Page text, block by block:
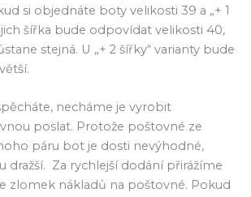
si objednáte boty velikosti 39 a „+ 1
šířka bude odpovídat velikosti 40,
stejná. U „+ 2 šířky“ varianty bude
necháme je vyrobit
poslat. Protože poštovné ze
páru bot je dosti nevýhodné,
dražší. Za rychlejší dodání přirážíme
zlomek nákladů na poštovné. Pokud